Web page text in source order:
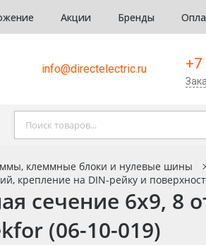
Акции Бренды
info@directelectric.ru +7
клеммные блоки и нулевые шины
крепление на DIN-рейку и
сечение 6х9, 8
(06-10-019)